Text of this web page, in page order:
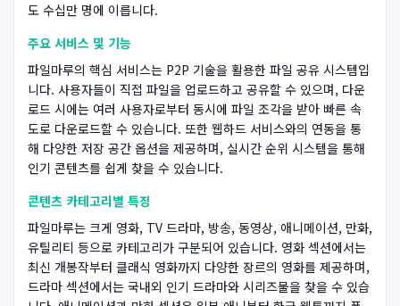
도 수십만 명에 이릅니다.
주요 서비스 및 기능
파일마루의 핵심 서비스는 P2P 기술을 활용한 파일 공유 시스템입
니다. 사용자들이 직접 파일을 업로드하고 공유할 수 있으며, 다운
로드 시에는 여러 사용자로부터 동시에 파일 조각을 받아 빠른 속
도로 다운로드할 수 있습니다. 또한 웹하드 서비스와의 연동을 통
해 다양한 저장 공간 옵션을 제공하며, 실시간 순위 시스템을 통해
인기 콘텐츠를 쉽게 찾을 수 있습니다.
콘텐츠 카테고리별 특징
파일마루는 크게 영화, TV 드라마, 방송, 동영상, 애니메이션, 만화,
유틸리티 등으로 카테고리가 구분되어 있습니다. 영화 섹션에서는
최신 개봉작부터 클래식 영화까지 다양한 장르의 영화를 제공하며,
드라마 섹션에서는 국내외 인기 드라마와 시리즈물을 찾을 수 있습